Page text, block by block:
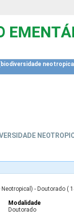
- Doutorado (
Modalidade
Doutorado